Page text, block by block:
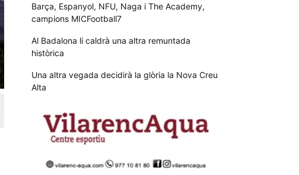
Barça, Espanyol, NFU, Naga i The Academy,
campions MICFootball7
Al Badalona li caldrà una altra remuntada
històrica
Una altra vegada decidirà la glòria la Nova Creu
Alta